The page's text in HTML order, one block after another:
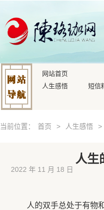
网站首页
人生感悟
短信
当前位置： 首页 > 人生感悟 >
人生
2022 年 11 月 18 日
人的双手总处于有物